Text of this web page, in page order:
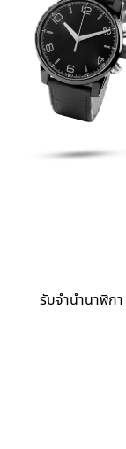
รับจำนำนาฬิก